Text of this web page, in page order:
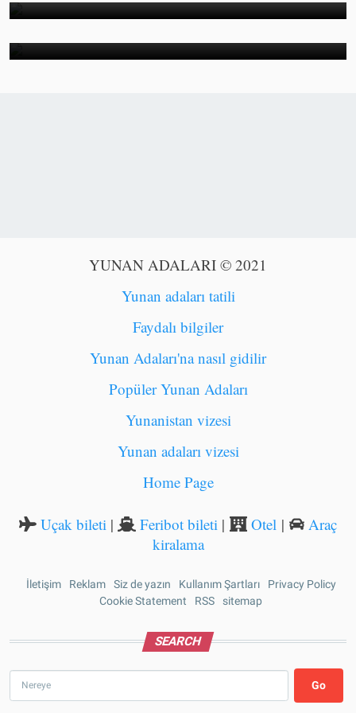
Mikonos mu?
YUNAN ADALARI © 2021
Yunan adaları tatili
Faydalı bilgiler
Yunan Adaları'na nasıl gidilir
Popüler Yunan Adaları
Yunanistan vizesi
Yunan adaları vizesi
Home Page
Uçak bileti | Feribot bileti | Otel |
Araç
kiralama
İLETIŞIM
İletişim Reklam Siz de yazın Kullanım Şartları
Privacy Policy
Cookie Statement
RSS sitemap
SEARCH